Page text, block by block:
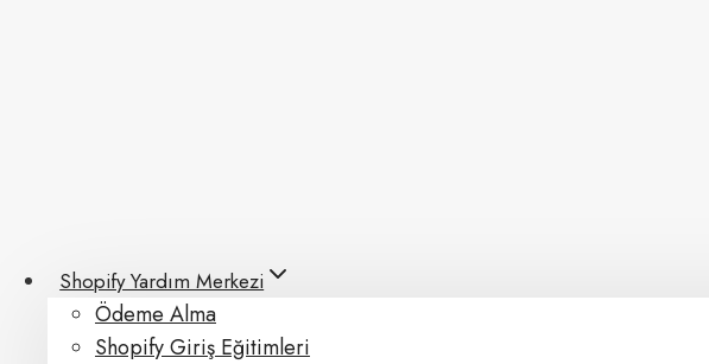
Shopify Yardım Merkezi
Ödeme Alma
Shopify Giriş Eğitimleri